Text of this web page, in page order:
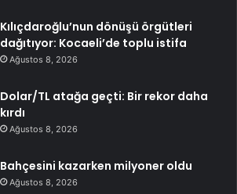
Kılıçdaroğlu’nun dönüşü örgütleri
dağıtıyor: Kocaeli’de toplu istifa
Ağustos 8, 2026
Dolar/TL atağa geçti: Bir rekor daha
kırdı
Ağustos 8, 2026
Bahçesini kazarken milyoner oldu
Ağustos 8, 2026